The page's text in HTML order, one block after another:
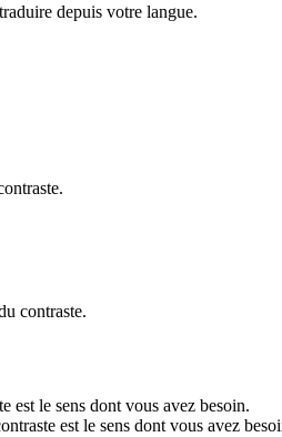
depuis votre langue.
contraste.
est le sens dont vous avez besoin.
est le sens dont vous avez